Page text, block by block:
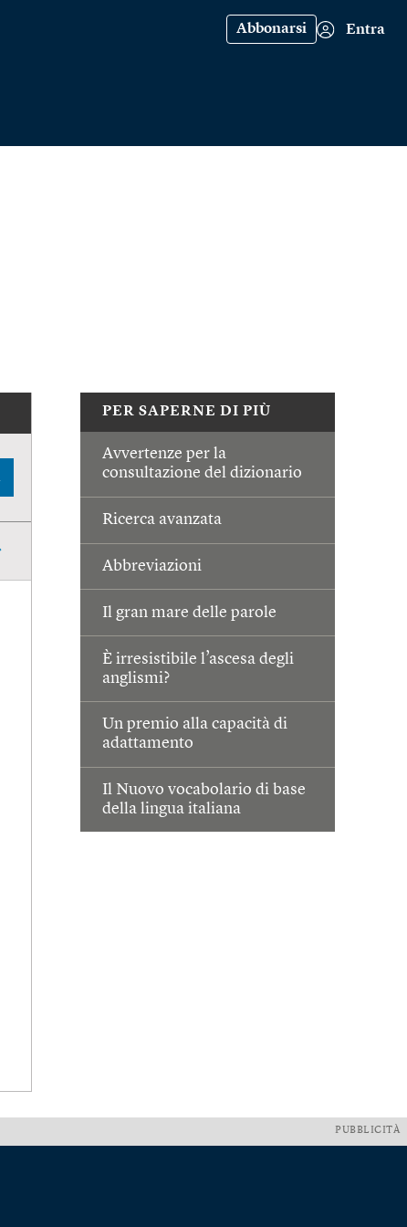
Abbonarsi Entra
PER SAPERNE DI PIÙ
Avvertenze per la
consultazione del dizionario
Ricerca avanzata
Abbreviazioni
Il gran mare delle parole
È irresistibile l’ascesa degli
anglismi?
Un premio alla capacità di
adattamento
Il Nuovo vocabolario di base
della lingua italiana
PUBBLICITÀ